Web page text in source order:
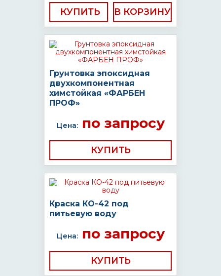
КУПИТЬ
Грунтовка эпоксидная
двухкомпонентная
химстойкая «ФАРБЕН
ПРОФ»
Цена:по запросу
КУПИТЬ
Краска КО-42 под
питьевую воду
Цена:по запросу
КУПИТЬ